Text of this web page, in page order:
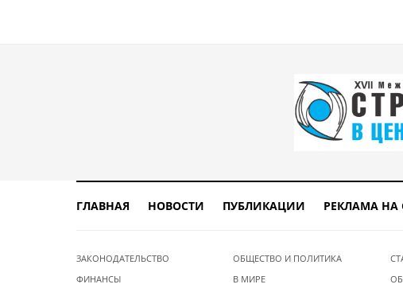
ГЛАВНАЯ НОВОСТИ ПУБЛИКАЦИИ РЕКЛАМА НА
ЗАКОНОДАТЕЛЬСТВО
ФИНАНСЫ
ОБЩЕСТВО И ПОЛИТИКА
В МИРЕ